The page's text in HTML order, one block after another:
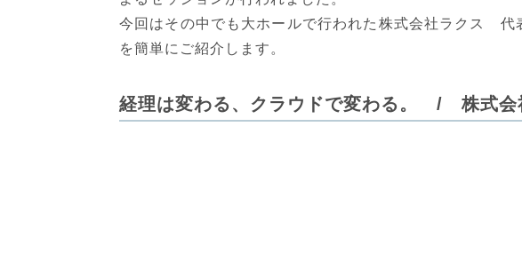
今回はその中でも大ホールで行われた株式会社ラクス
を簡単にご紹介します。
経理は変わる、クラウドで変わる。 / 株式